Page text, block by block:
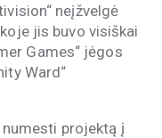
neįžvelgė
jis buvo visiškai
Games“ jėgos
Ward“
numesti projektą į